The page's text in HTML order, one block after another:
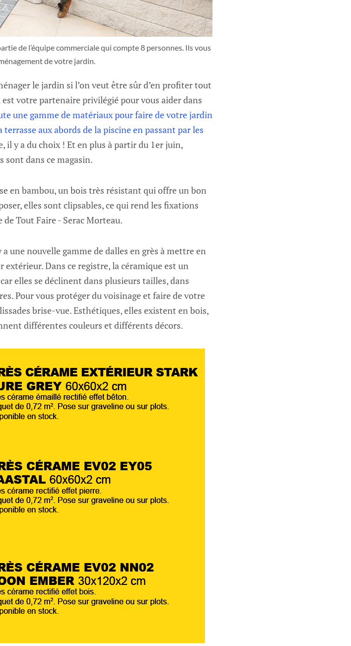
de l’équipe commerciale qui compte 8 personnes. Ils vous
de votre jardin.
le jardin si l’on veut être sûr d’en profiter tout
est votre partenaire privilégié pour vous aider dans
une gamme de matériaux pour faire de votre jardin
aux abords de la piscine en passant par les
il y a du choix ! Et en plus à partir du 1er juin,
sont dans ce magasin.
en bambou, un bois très résistant qui offre un bon
elles sont clipsables, ce qui rend les fixations
Tout Faire - Serac Morteau.
une nouvelle gamme de dalles en grès à mettre en
Dans ce registre, la céramique est un
elles se déclinent dans plusieurs tailles, dans
Pour vous protéger du voisinage et faire de votre
brise-vue. Esthétiques, elles existent en bois,
différentes couleurs et différents décors.